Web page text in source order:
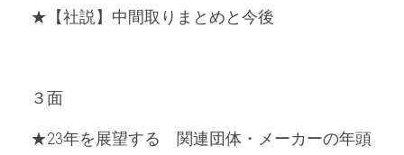
★【社説】中間取りまとめと今後
３面
★23年を展望する　関連団体・メーカーの年頭